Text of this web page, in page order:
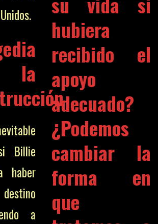
Billie
haber
a
hubiera
recibido el
apoyo
adecuado?
¿Podemos
cambiar la
forma en
que